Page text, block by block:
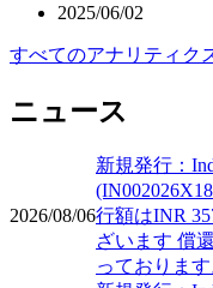
2025/06/02
すべてのアナリティク
ニュース
2026/08/06
新規発行：
行額はINR
ざいます 償
っております